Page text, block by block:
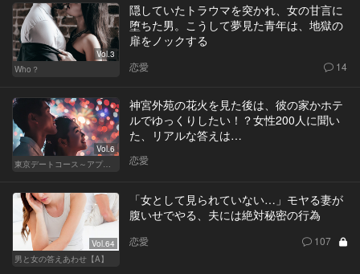
Vol.3
Who？
隠していたトラウマを突かれ、女の甘言に
堕ちた男。こうして夢見た青年は、地獄の
扉をノックする
恋愛 14
Vol.6
神宮外苑の花火を見た後は、彼の家かホテ
ルでゆっくりしたい！？女性200人に聞い
た、リアルな答えは…
恋愛
Vol.64
男と女の答えあわせ【A】
「女として見られていない…」モヤる妻が
腹いせでやる、夫には絶対秘密の行為
恋愛 107